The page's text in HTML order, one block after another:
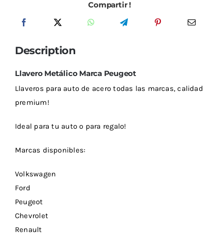
cantidad
Compartir !
Description
Llavero Metálico Marca Peugeot
Llaveros para auto de acero todas las marcas, calidad
premium!
Ideal para tu auto o para regalo!
Marcas disponibles:
Volkswagen
Ford
Peugeot
Chevrolet
Renault